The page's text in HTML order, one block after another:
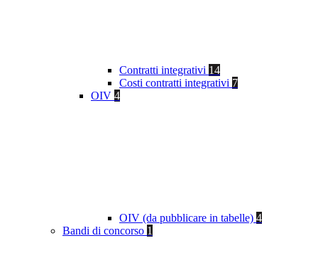
Contratti integrativi 14
Costi contratti integrativi 7
OIV 4
OIV (da pubblicare in tabelle) 4
Bandi di concorso 1